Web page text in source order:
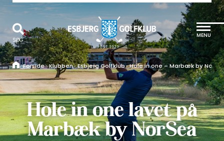
SØG...
Forside·Klubben·Esbjerg Golfklub·Hole in one – Marbæk by
Hole in one lavet på
Marbæk by NorSea
MENU